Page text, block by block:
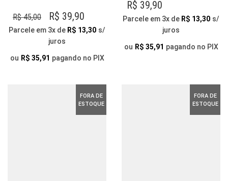
R$45,00
O
PREÇO
ORIGINAL
ERA:
R$ 39,90
PREÇO
É:
Parcele em 3x de R$ 13,30 s/
juros
ou R$ 35,91 pagando no PIX
AS
DO
R$ 39,90
Parcele em 3x de R$ 13,30 s/
juros
ou R$ 35,91 pagando no PIX
FORA DE
ESTOQUE
FORA DE
ESTOQUE